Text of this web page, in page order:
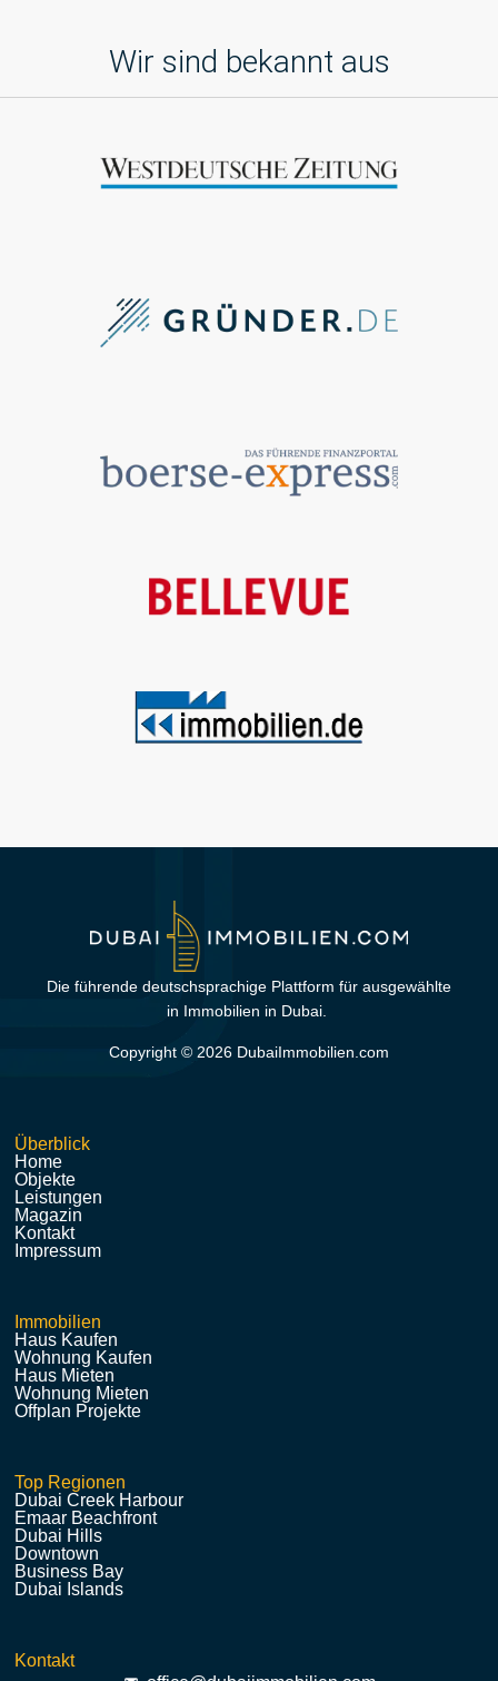
Wir sind bekannt aus
Die führende deutschsprachige Plattform für ausgewählte
in Immobilien in Dubai.
Copyright © 2026 DubaiImmobilien.com
Überblick
Home
Objekte
Leistungen
Magazin
Kontakt
Impressum
Immobilien
Haus Kaufen
Wohnung Kaufen
Haus Mieten
Wohnung Mieten
Offplan Projekte
Top Regionen
Dubai Creek Harbour
Emaar Beachfront
Dubai Hills
Downtown
Business Bay
Dubai Islands
Kontakt